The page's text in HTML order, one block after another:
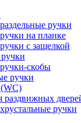
ручки
на планке
с защелкой
скобы
ручки
(WC)
раздвижных
ручки